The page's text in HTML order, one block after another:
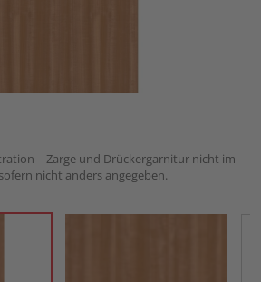
– Zarge und Drückergarnitur nicht im
nicht anders angegeben.